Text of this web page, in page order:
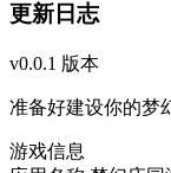
更新日志
v0.0.1 版本
准备好建设你的梦
游戏信息